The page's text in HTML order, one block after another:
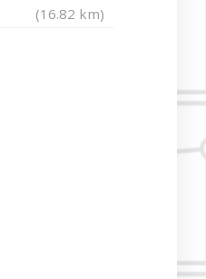
(16.82 km)